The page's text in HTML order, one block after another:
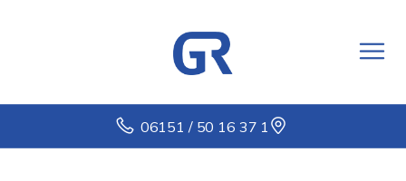
06151 / 50 16 37 1